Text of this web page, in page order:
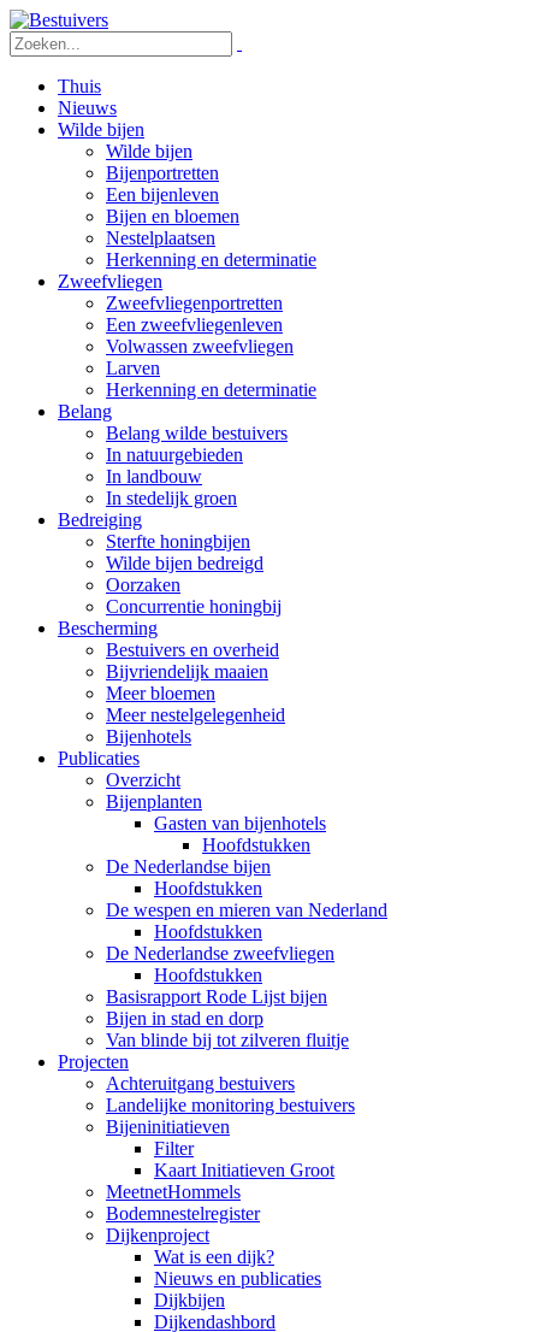
Thuis
Nieuws
Wilde bijen
Wilde bijen
Bijenportretten
Een bijenleven
Bijen en bloemen
Nestelplaatsen
Herkenning en determinatie
Zweefvliegen
Zweefvliegenportretten
Een zweefvliegenleven
Volwassen zweefvliegen
Larven
Herkenning en determinatie
Belang
Belang wilde bestuivers
In natuurgebieden
In landbouw
In stedelijk groen
Bedreiging
Sterfte honingbijen
Wilde bijen bedreigd
Oorzaken
Concurrentie honingbij
Bescherming
Bestuivers en overheid
Bijvriendelijk maaien
Meer bloemen
Meer nestelgelegenheid
Bijenhotels
Publicaties
Overzicht
Bijenplanten
Gasten van bijenhotels
Hoofdstukken
De Nederlandse bijen
Hoofdstukken
De wespen en mieren van Nederland
Hoofdstukken
De Nederlandse zweefvliegen
Hoofdstukken
Basisrapport Rode Lijst bijen
Bijen in stad en dorp
Van blinde bij tot zilveren fluitje
Projecten
Achteruitgang bestuivers
Landelijke monitoring bestuivers
Bijeninitiatieven
Filter
Kaart Initiatieven Groot
MeetnetHommels
Bodemnestelregister
Dijkenproject
Wat is een dijk?
Nieuws en publicaties
Dijkbijen
Dijkendashbord